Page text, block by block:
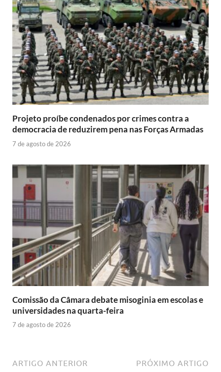
Projeto proíbe condenados por crimes contra a
democracia de reduzirem pena nas Forças Armadas
7 de agosto de 2026
Comissão da Câmara debate misoginia em escolas e
universidades na quarta-feira
7 de agosto de 2026
ARTIGO ANTERIOR PRÓXIMO ARTIGO